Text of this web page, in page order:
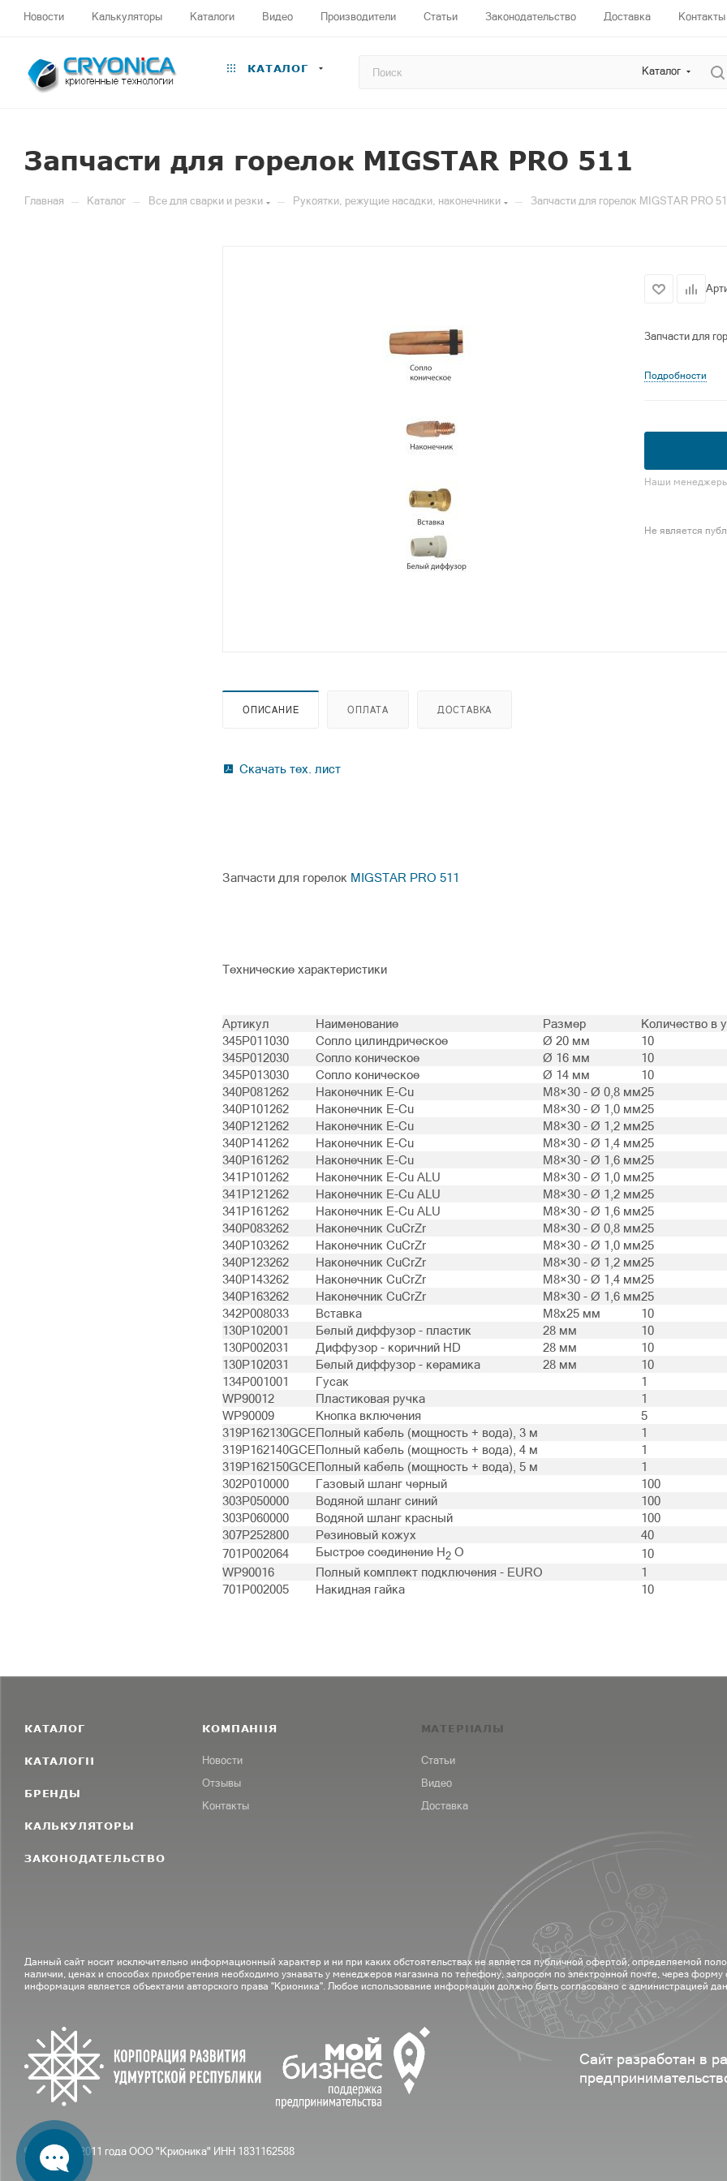
Новости Калькуляторы Каталоги Видео Производители Статьи Законодательство Доставка Контакты
КАТАЛОГ Каталог
Запчасти для горелок MIGSTAR PRO 511
Главная — Каталог — Все для сварки и резки — Рукоятки, режущие насадки, наконечники — Запчасти для горелок MIGSTAR PRO
Запчасти для
Подробности
Наши менеджеры
Не является
ОПИСАНИЕ ОПЛАТА ДОСТАВКА
Скачать тех. лист
Запчасти для горелок MIGSTAR PRO 511
Технические характеристики
Артикул Наименование Размер
Количество в
345P011030
Сопло цилиндрическое Ø 20 мм
10
345P012030
Сопло коническое Ø 16 мм
10
345P013030
Сопло коническое Ø 14 мм
10
340P081262
Наконечник E-Cu M8×30 - Ø 0,8 мм25
340P101262
Наконечник E-Cu M8×30 - Ø 1,0 мм25
340P121262
Наконечник E-Cu M8×30 - Ø 1,2 мм25
340P141262
Наконечник E-Cu M8×30 - Ø 1,4 мм25
340P161262
Наконечник E-Cu M8×30 - Ø 1,6 мм25
341P101262
Наконечник E-Cu ALU M8×30 - Ø 1,0 мм25
341P121262
Наконечник E-Cu ALU M8×30 - Ø 1,2 мм25
341P161262
Наконечник E-Cu ALU M8×30 - Ø 1,6 мм25
340P083262
Наконечник CuCrZr M8×30 - Ø 0,8 мм25
340P103262
Наконечник CuCrZr M8×30 - Ø 1,0 мм25
340P123262
Наконечник CuCrZr M8×30 - Ø 1,2 мм25
340P143262
Наконечник CuCrZr M8×30 - Ø 1,4 мм25
340P163262
Наконечник CuCrZr M8×30 - Ø 1,6 мм25
342P008033
Вставка M8x25 мм
10
130P102001
Белый диффузор - пластик 28 мм
10
130P002031
Диффузор - коричний HD 28 мм
10
130P102031
Белый диффузор - керамика 28 мм
10
134P001001
Гусак
1
WP90012
Пластиковая ручка
1
WP90009
Кнопка включения
5
319P162130GCEПолный кабель (мощность + вода), 3 м
1
319P162140GCEПолный кабель (мощность + вода), 4 м
1
319P162150GCEПолный кабель (мощность + вода), 5 м
1
302P010000
Газовый шланг черный
100
303P050000
Водяной шланг синий
100
303P060000
Водяной шланг красный
100
307P252800
Резиновый кожух
40
701P002064
Быстрое соединение H2 O
10
WP90016
Полный комплект подключения - EURO
1
701P002005
Накидная гайка 10
КАТАЛОГ
КАТАЛОГИ
БРЕНДЫ
КАЛЬКУЛЯТОРЫ
ЗАКОНОДАТЕЛЬСТВО
КОМПАНИЯ
Новости
Отзывы
Контакты
МАТЕРИАЛЫ
Статьи
Видео
Доставка
Данный сайт носит исключительно информационный характер и ни при каких обстоятельствах не является публичной офертой, определяемой
наличии, ценах и способах приобретения необходимо узнавать у менеджеров магазина по телефону, запросом по электронной почте, через
информация является объектами авторского права "Крионика". Любое использование информации должно быть согласовано с администрацией
Сайт разработан в
© С вами с 2011 года ООО "Крионика" ИНН 1831162588